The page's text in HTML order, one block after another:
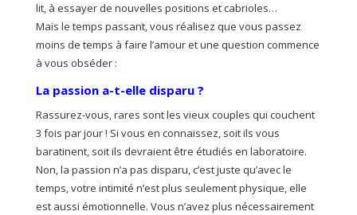
lit, à essayer de nouvelles positions et cabrioles…
Mais le temps passant, vous réalisez que vous passez
moins de temps à faire l’amour et une question commence
à vous obséder :
La passion a-t-elle disparu ?
Rassurez-vous, rares sont les vieux couples qui couchent
3 fois par jour ! Si vous en connaissez, soit ils vous
baratinent, soit ils devraient être étudiés en laboratoire.
Non, la passion n’a pas disparu, c’est juste qu’avec le
temps, votre intimité n’est plus seulement physique, elle
est aussi émotionnelle. Vous n’avez plus nécessairement